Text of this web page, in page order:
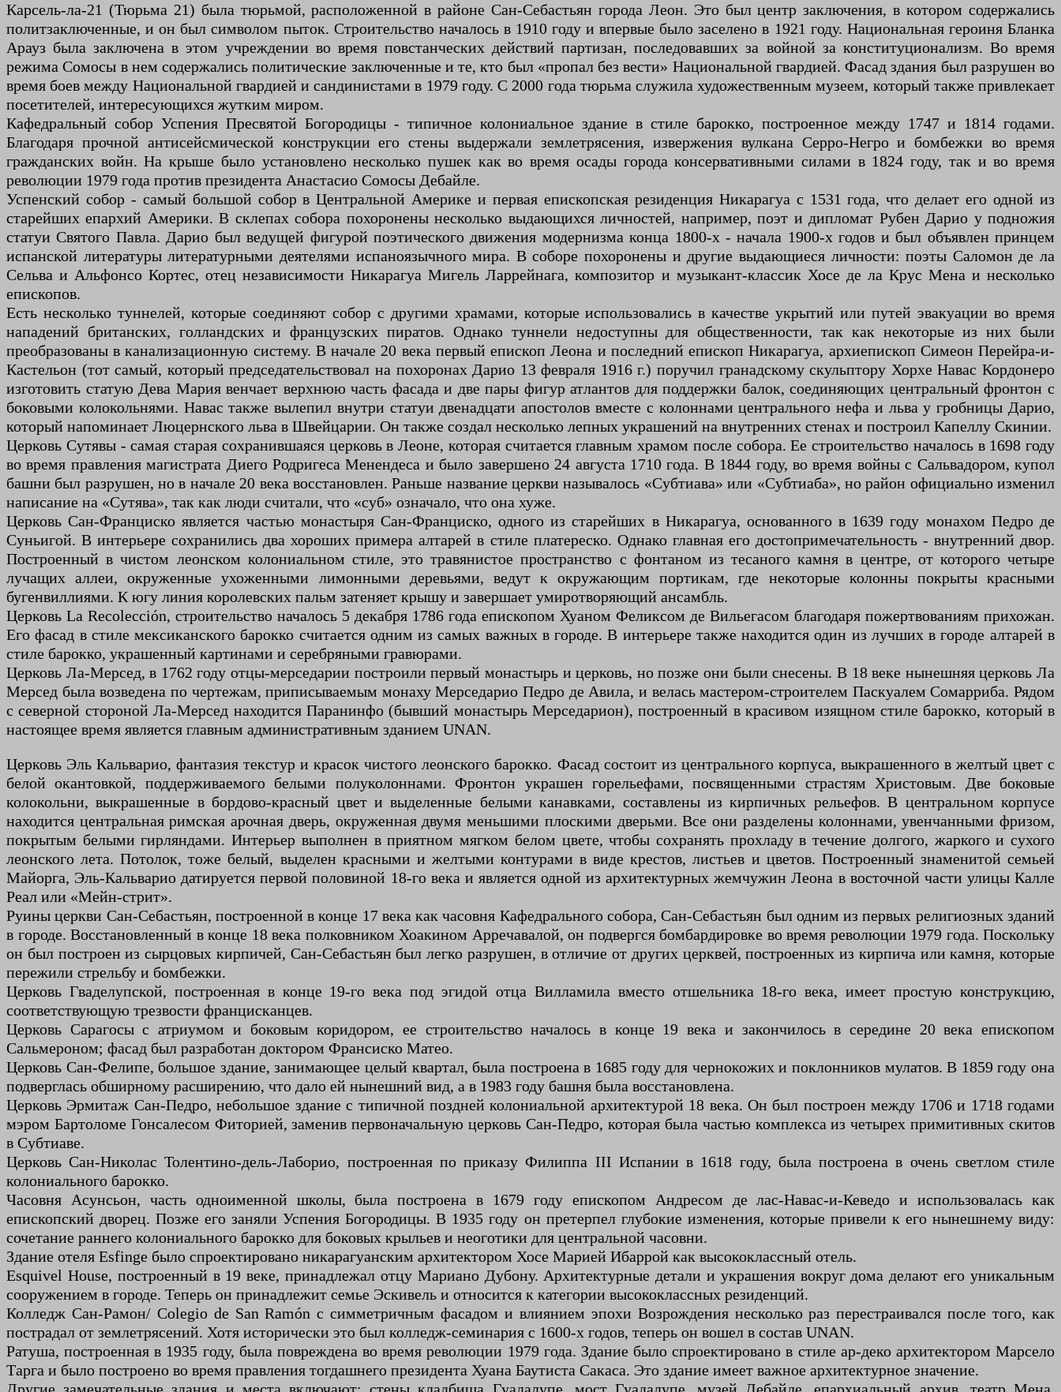
Карсель-ла-21 (Тюрьма 21) была тюрьмой, расположенной в районе Сан-Себастьян города Леон. Это был центр заключения, в котором содержались
политзаключенные, и он был символом пыток. Строительство началось в 1910 году и впервые было заселено в 1921 году. Национальная героиня Бланка
Арауз была заключена в этом учреждении во время повстанческих действий партизан, последовавших за войной за конституционализм. Во время
режима Сомосы в нем содержались политические заключенные и те, кто был «пропал без вести» Национальной гвардией. Фасад здания был разрушен во
время боев между Национальной гвардией и сандинистами в 1979 году. С 2000 года тюрьма служила художественным музеем, который также привлекает
посетителей, интересующихся жутким миром.
Кафедральный собор Успения Пресвятой Богородицы - типичное колониальное здание в стиле барокко, построенное между 1747 и 1814 годами.
Благодаря прочной антисейсмической конструкции его стены выдержали землетрясения, извержения вулкана Серро-Негро и бомбежки во время
гражданских войн. На крыше было установлено несколько пушек как во время осады города консервативными силами в 1824 году, так и во время
революции 1979 года против президента Анастасио Сомосы Дебайле.
Успенский собор - самый большой собор в Центральной Америке и первая епископская резиденция Никарагуа с 1531 года, что делает его одной из
старейших епархий Америки. В склепах собора похоронены несколько выдающихся личностей, например, поэт и дипломат Рубен Дарио у подножия
статуи Святого Павла. Дарио был ведущей фигурой поэтического движения модернизма конца 1800-х - начала 1900-х годов и был объявлен принцем
испанской литературы литературными деятелями испаноязычного мира. В соборе похоронены и другие выдающиеся личности: поэты Саломон де ла
Сельва и Альфонсо Кортес, отец независимости Никарагуа Мигель Ларрейнага, композитор и музыкант-классик Хосе де ла Крус Мена и несколько
епископов.
Есть несколько туннелей, которые соединяют собор с другими храмами, которые использовались в качестве укрытий или путей эвакуации во время
нападений британских, голландских и французских пиратов. Однако туннели недоступны для общественности, так как некоторые из них были
преобразованы в канализационную систему. В начале 20 века первый епископ Леона и последний епископ Никарагуа, архиепископ Симеон Перейра-и-
Кастельон (тот самый, который председательствовал на похоронах Дарио 13 февраля 1916 г.) поручил гранадскому скульптору Хорхе Навас Кордонеро
изготовить статую Дева Мария венчает верхнюю часть фасада и две пары фигур атлантов для поддержки балок, соединяющих центральный фронтон с
боковыми колокольнями. Навас также вылепил внутри статуи двенадцати апостолов вместе с колоннами центрального нефа и льва у гробницы Дарио,
который напоминает Люцернского льва в Швейцарии. Он также создал несколько лепных украшений на внутренних стенах и построил Капеллу Скинии.
Церковь Сутявы - самая старая сохранившаяся церковь в Леоне, которая считается главным храмом после собора. Ее строительство началось в 1698 году
во время правления магистрата Диего Родригеса Менендеса и было завершено 24 августа 1710 года. В 1844 году, во время войны с Сальвадором, купол
башни был разрушен, но в начале 20 века восстановлен. Раньше название церкви называлось «Субтиава» или «Субтиаба», но район официально изменил
написание на «Сутява», так как люди считали, что «суб» означало, что она хуже.
Церковь Сан-Франциско является частью монастыря Сан-Франциско, одного из старейших в Никарагуа, основанного в 1639 году монахом Педро де
Суньигой. В интерьере сохранились два хороших примера алтарей в стиле платереско. Однако главная его достопримечательность - внутренний двор.
Построенный в чистом леонском колониальном стиле, это травянистое пространство с фонтаном из тесаного камня в центре, от которого четыре
лучащих аллеи, окруженные ухоженными лимонными деревьями, ведут к окружающим портикам, где некоторые колонны покрыты красными
бугенвиллиями. К югу линия королевских пальм затеняет крышу и завершает умиротворяющий ансамбль.
Церковь La Recolección, строительство началось 5 декабря 1786 года епископом Хуаном Феликсом де Вильегасом благодаря пожертвованиям прихожан.
Его фасад в стиле мексиканского барокко считается одним из самых важных в городе. В интерьере также находится один из лучших в городе алтарей в
стиле барокко, украшенный картинами и серебряными гравюрами.
Церковь Ла-Мерсед, в 1762 году отцы-мерседарии построили первый монастырь и церковь, но позже они были снесены. В 18 веке нынешняя церковь Ла
Мерсед была возведена по чертежам, приписываемым монаху Мерседарио Педро де Авила, и велась мастером-строителем Паскуалем Сомарриба. Рядом
с северной стороной Ла-Мерсед находится Паранинфо (бывший монастырь Мерседарион), построенный в красивом изящном стиле барокко, который в
настоящее время является главным административным зданием UNAN.
Церковь Эль Кальварио, фантазия текстур и красок чистого леонского барокко. Фасад состоит из центрального корпуса, выкрашенного в желтый цвет с
белой окантовкой, поддерживаемого белыми полуколоннами. Фронтон украшен горельефами, посвященными страстям Христовым. Две боковые
колокольни, выкрашенные в бордово-красный цвет и выделенные белыми канавками, составлены из кирпичных рельефов. В центральном корпусе
находится центральная римская арочная дверь, окруженная двумя меньшими плоскими дверьми. Все они разделены колоннами, увенчанными фризом,
покрытым белыми гирляндами. Интерьер выполнен в приятном мягком белом цвете, чтобы сохранять прохладу в течение долгого, жаркого и сухого
леонского лета. Потолок, тоже белый, выделен красными и желтыми контурами в виде крестов, листьев и цветов. Построенный знаменитой семьей
Майорга, Эль-Кальварио датируется первой половиной 18-го века и является одной из архитектурных жемчужин Леона в восточной части улицы Калле
Реал или «Мейн-стрит».
Руины церкви Сан-Себастьян, построенной в конце 17 века как часовня Кафедрального собора, Сан-Себастьян был одним из первых религиозных зданий
в городе. Восстановленный в конце 18 века полковником Хоакином Арречавалой, он подвергся бомбардировке во время революции 1979 года. Поскольку
он был построен из сырцовых кирпичей, Сан-Себастьян был легко разрушен, в отличие от других церквей, построенных из кирпича или камня, которые
пережили стрельбу и бомбежки.
Церковь Гваделупской, построенная в конце 19-го века под эгидой отца Вилламила вместо отшельника 18-го века, имеет простую конструкцию,
соответствующую трезвости францисканцев.
Церковь Сарагосы с атриумом и боковым коридором, ее строительство началось в конце 19 века и закончилось в середине 20 века епископом
Сальмероном; фасад был разработан доктором Франсиско Матео.
Церковь Сан-Фелипе, большое здание, занимающее целый квартал, была построена в 1685 году для чернокожих и поклонников мулатов. В 1859 году она
подверглась обширному расширению, что дало ей нынешний вид, а в 1983 году башня была восстановлена.
Церковь Эрмитаж Сан-Педро, небольшое здание с типичной поздней колониальной архитектурой 18 века. Он был построен между 1706 и 1718 годами
мэром Бартоломе Гонсалесом Фиторией, заменив первоначальную церковь Сан-Педро, которая была частью комплекса из четырех примитивных скитов
в Субтиаве.
Церковь Сан-Николас Толентино-дель-Лаборио, построенная по приказу Филиппа III Испании в 1618 году, была построена в очень светлом стиле
колониального барокко.
Часовня Асунсьон, часть одноименной школы, была построена в 1679 году епископом Андресом де лас-Навас-и-Кеведо и использовалась как
епископский дворец. Позже его заняли Успения Богородицы. В 1935 году он претерпел глубокие изменения, которые привели к его нынешнему виду:
сочетание раннего колониального барокко для боковых крыльев и неоготики для центральной часовни.
Здание отеля Esfinge было спроектировано никарагуанским архитектором Хосе Марией Ибаррой как высококлассный отель.
Esquivel House, построенный в 19 веке, принадлежал отцу Мариано Дубону. Архитектурные детали и украшения вокруг дома делают его уникальным
сооружением в городе. Теперь он принадлежит семье Эскивель и относится к категории высококлассных резиденций.
Колледж Сан-Рамон/ Colegio de San Ramón с симметричным фасадом и влиянием эпохи Возрождения несколько раз перестраивался после того, как
пострадал от землетрясений. Хотя исторически это был колледж-семинария с 1600-х годов, теперь он вошел в состав UNAN.
Ратуша, построенная в 1935 году, была повреждена во время революции 1979 года. Здание было спроектировано в стиле ар-деко архитектором Марсело
Тарга и было построено во время правления тогдашнего президента Хуана Баутиста Сакаса. Это здание имеет важное архитектурное значение.